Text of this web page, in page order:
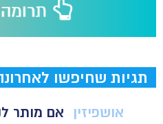
תגיות שחיפשו
אושפיזין
אם מותר